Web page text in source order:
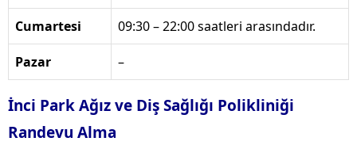
Cumartesi 09:30 – 22:00 saatleri arasındadır.
Pazar –
İnci Park Ağız ve Diş Sağlığı Polikliniği
Randevu Alma